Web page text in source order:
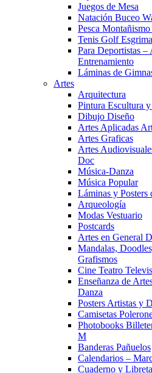
Juegos de Mesa
Natación Buceo
Pesca
Tenis Golf
Para Deportistas
Entrenamiento
Láminas de
Artes
Arquitectura
Pintura Escultura
Dibujo Diseño
Artes Aplicadas
Artes Graficas
Artes
Doc
Música-Danza
Música Popular
Láminas y Posters
Arqueología
Modas Vestuario
Postcards
Artes en General
Mandalas,
Grafismos
Cine Teatro
Enseñanza de
Danza
Posters Artistas y
Camisetas
Photobooks
M
Banderas Pañuelos
Calendarios –
Cuaderno y